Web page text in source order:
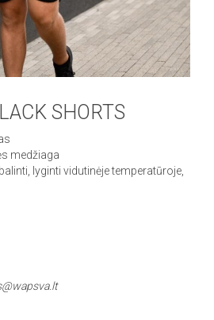
SHORTS
medžiaga
lyginti vidutinėje temperatūroje,